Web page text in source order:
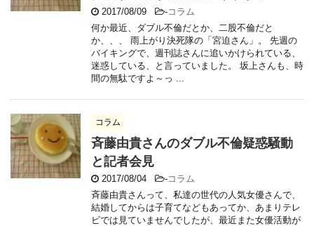
2017/08/09 -コラム
何か最近、ダブル不倫だとか、二股不倫だと
か、、、 雨上がり決死隊の「宮迫さん」。 先週の
バイキングで、週刊誌さんに追いかけられている、
迷惑している、と言っていました。 坂上さんも、時
間の無駄ですよ～っ ...
コラム
斉藤由貴さんのダブル不倫疑惑騒動
と記者会見
2017/08/04 -コラム
斉藤由貴さんって、私達の世代の人気女優さんで、
結婚してからは子育てなどもあってか、あまりテレ
ビでは見ていませんでしたが、最近また女優活動が